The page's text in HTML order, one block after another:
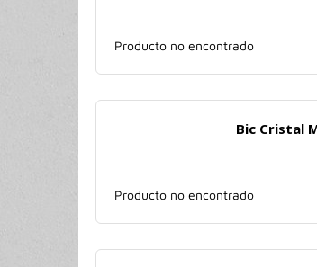
Producto no encontrado
Bic Cristal
Producto no encontrado